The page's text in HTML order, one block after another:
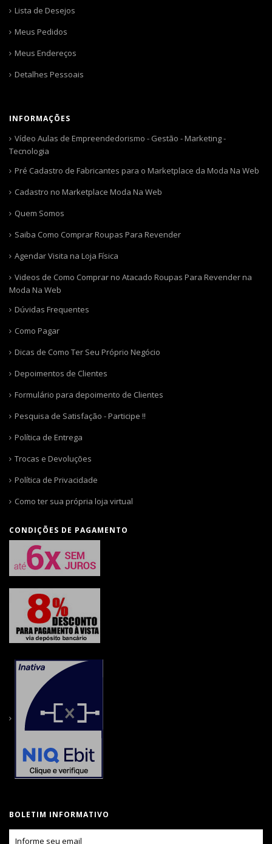
Lista de Desejos
Meus Pedidos
Meus Endereços
Detalhes Pessoais
INFORMAÇÕES
Vídeo Aulas de Empreendedorismo - Gestão - Marketing -
Tecnologia
Pré Cadastro de Fabricantes para o Marketplace da Moda Na Web
Cadastro no Marketplace Moda Na Web
Quem Somos
Saiba Como Comprar Roupas Para Revender
Agendar Visita na Loja Física
Videos de Como Comprar no Atacado Roupas Para Revender na
Moda Na Web
Dúvidas Frequentes
Como Pagar
Dicas de Como Ter Seu Próprio Negócio
Depoimentos de Clientes
Formulário para depoimento de Clientes
Pesquisa de Satisfação - Participe !!
Política de Entrega
Trocas e Devoluções
Política de Privacidade
Como ter sua própria loja virtual
CONDIÇÕES DE PAGAMENTO
BOLETIM INFORMATIVO